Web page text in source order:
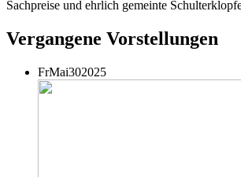
Sachpreise und ehrlich gemeinte
Vergangene Vorstellungen
FrMai302025